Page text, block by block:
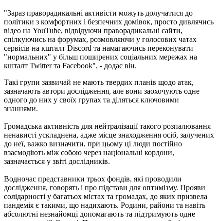
"Зараз праворадикальні активісти можуть долучатися до
політики з комфортних і безпечних домівок, просто дивлячись
відео на YouTube, відвідуючи праворадикальні сайти,
спілкуючись на форумах, розмовляючи у голосових чатах
сервісів на кшталт Discord та намагаючись переконувати
"нормальних" у більш поширених соціальних мережах на
кшталт Twitter та Facebook", - додає він.
Такі групи зазвичай не мають твердих планів щодо атак,
зазначають автори дослідження, але вони заохочують одне
одного до них у своїх групах та діляться ключовими
знаннями.
Громадська активність для нейтралізації такого розпалювання
ненависті ускладнена, адже місце знаходження осіб, залучених
до неї, важко визначити, при цьому ці люди постійно
взаємодіють між собою через національні кордони,
зазначається у звіті дослідників.
Водночас представники трьох фондів, які проводили
дослідження, говорять і про підстави для оптимізму. Прояви
солідарності у багатьох містах та громадах, до яких призвела
пандемія є такими, що надихають. Родини, райони та навіть
абсолютні незнайомці допомагають та підтримують одне